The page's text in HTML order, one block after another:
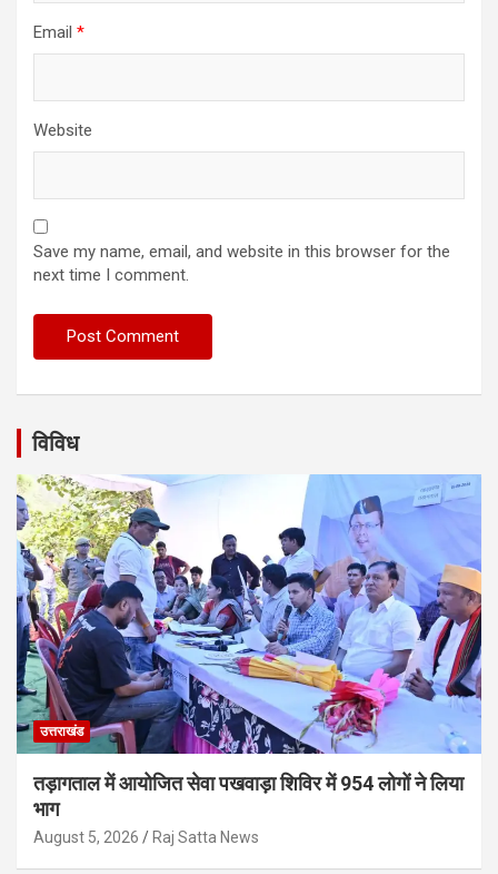
Email *
Website
Save my name, email, and website in this browser for the
next time I comment.
विविध
उत्तराखंड
तड़ागताल में आयोजित सेवा पखवाड़ा शिविर में 954 लोगों ने लिया
भाग
August 5, 2026 Raj Satta News